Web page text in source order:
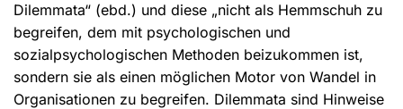
Dilemmata“ (ebd.) und diese „nicht als Hemmschuh zu
begreifen, dem mit psychologischen und
sozialpsychologischen Methoden beizukommen ist,
sondern sie als einen möglichen Motor von Wandel in
Organisationen zu begreifen. Dilemmata sind Hinweise